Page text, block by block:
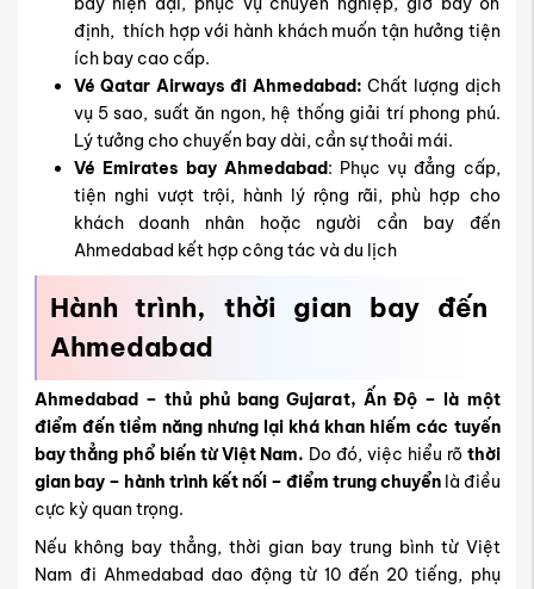
định, thích hợp với hành khách muốn tận hưởng tiện
ích bay cao cấp.
Vé Qatar Airways đi Ahmedabad:Chất lượng dịch
vụ 5 sao, suất ăn ngon, hệ thống giải trí phong phú.
Lý tưởng cho chuyến bay dài, cần sự thoải mái.
Vé Emirates bay Ahmedabad: Phục vụ đẳng cấp,
tiện nghi vượt trội, hành lý rộng rãi, phù hợp cho
khách doanh nhân hoặc người cần bay đến
Ahmedabad kết hợp công tác và du lịch
Hành trình, thời gian bay đến
Ahmedabad
Ahmedabad – thủ phủ bang Gujarat, Ấn Độ – là một
điểm đến tiềm năng nhưng lại khá khan hiếm các tuyến
bay thẳng phổ biến từ Việt Nam. Do đó, việc hiểu rõ thời
gian bay – hành trình kết nối – điểm trung chuyểnlà điều
cực kỳ quan trọng.
Nếu không bay thẳng, thời gian bay trung bình từ Việt
Nam đi Ahmedabad dao động từ 10 đến 20 tiếng, phụ